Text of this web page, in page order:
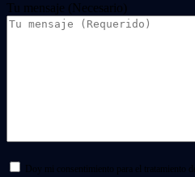
Tu mensaje (Necesario)
Doy mi consentimiento para el tratamiento